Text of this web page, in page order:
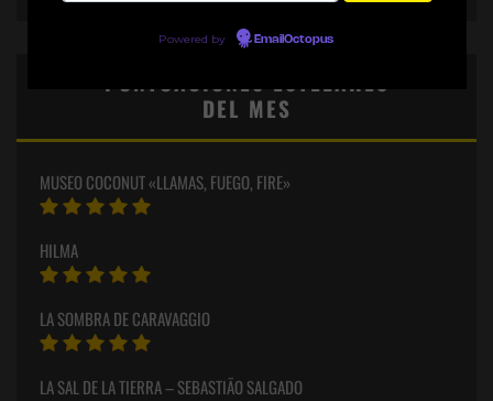
PUNTUACIONES ESTELARES
DEL MES
MUSEO COCONUT «LLAMAS, FUEGO, FIRE»
HILMA
LA SOMBRA DE CARAVAGGIO
LA SAL DE LA TIERRA – SEBASTIÃO SALGADO
Powered by EmailOctopus